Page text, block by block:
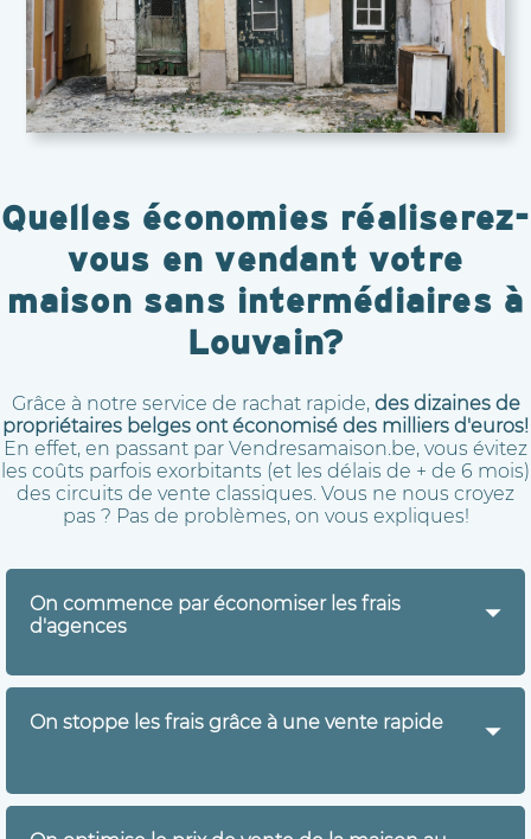
Quelles économies réaliserez-
vous en vendant votre
maison sans intermédiaires à
Louvain?
Grâce à notre service de rachat rapide, des dizaines de
propriétaires belges ont économisé des milliers d'euros!
En effet, en passant par Vendresamaison.be, vous évitez
les coûts parfois exorbitants (et les délais de + de 6 mois)
des circuits de vente classiques. Vous ne nous croyez
pas ? Pas de problèmes, on vous expliques!
On commence par économiser les frais
d'agences
Vendresamaison.be achète directement votre
maison, sans intermédiaires!
Ceci permet d'économiser les frais liés à la
demandée, etcelle-ci peut aller jusqu'a 8% du
prix de la maison - soir parfois + de 10 000 euros!
On stoppe les frais grâce à une vente rapide
Comme la vente est réalisée rapidement,vous
n'avez plus à payer le loyer de celle-ci pendant